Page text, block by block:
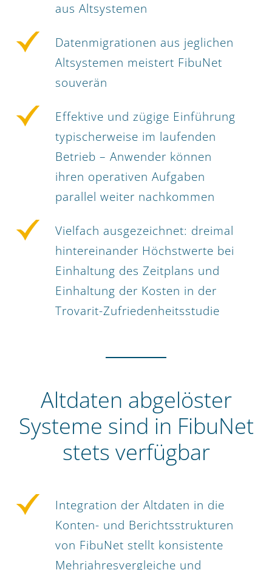
aus Altsystemen
Datenmigrationen aus jeglichen
Altsystemen meistert FibuNet
souverän
Effektive und zügige Einführung
typischerweise im laufenden
Betrieb – Anwender können
ihren operativen Aufgaben
parallel weiter nachkommen
Vielfach ausgezeichnet: dreimal
hintereinander Höchstwerte bei
Einhaltung des Zeitplans und
Einhaltung der Kosten in der
Trovarit-Zufriedenheitsstudie
Altdaten abgelöster
Systeme sind in FibuNet
stets verfügbar
Integration der Altdaten in die
Konten- und Berichtsstrukturen
von FibuNet stellt konsistente
Mehrjahresvergleiche und